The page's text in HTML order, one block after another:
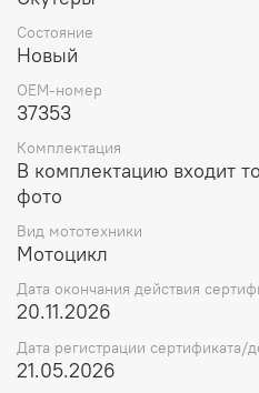
Состояние
Новый
OEM-номер
37353
Комплектация
В комплектацию входит
фото
Вид мототехники
Мотоцикл
Дата окончания действия
20.11.2026
Дата регистрации сертификата/
21.05.2026